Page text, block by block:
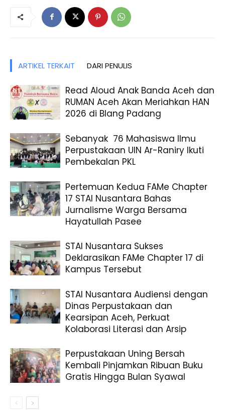
ARTIKEL TERKAIT DARI PENULIS
Read Aloud Anak Banda Aceh dan
RUMAN Aceh Akan Meriahkan HAN
2026 di Blang Padang
Sebanyak 76 Mahasiswa Ilmu
Perpustakaan UIN Ar-Raniry Ikuti
Pembekalan PKL
Pertemuan Kedua FAMe Chapter
17 STAI Nusantara Bahas
Jurnalisme Warga Bersama
Hayatullah Pasee
STAI Nusantara Sukses
Deklarasikan FAMe Chapter 17 di
Kampus Tersebut
STAI Nusantara Audiensi dengan
Dinas Perpustakaan dan
Kearsipan Aceh, Perkuat
Kolaborasi Literasi dan Arsip
Perpustakaan Uning Bersah
Kembali Pinjamkan Ribuan Buku
Gratis Hingga Bulan Syawal